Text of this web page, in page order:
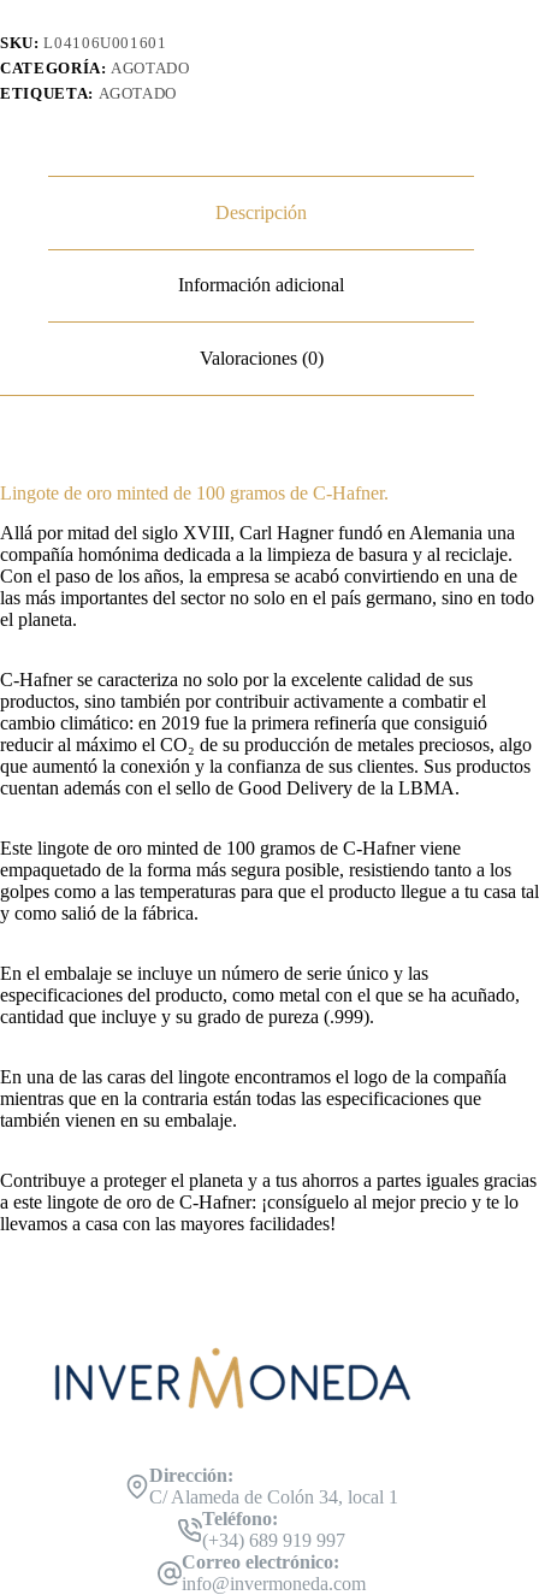
SKU:L04106U001601
CATEGORÍA:AGOTADO
ETIQUETA: AGOTADO
Descripción
Información adicional
Valoraciones (0)
Lingote de oro minted de 100 gramos de C-Hafner.
Allá por mitad del siglo XVIII, Carl Hagner fundó en Alemania una
compañía homónima dedicada a la limpieza de basura y al reciclaje.
Con el paso de los años, la empresa se acabó convirtiendo en una de
las más importantes del sector no solo en el país germano, sino en todo
el planeta.
C-Hafner se caracteriza no solo por la excelente calidad de sus
productos, sino también por contribuir activamente a combatir el
cambio climático: en 2019 fue la primera refinería que consiguió
reducir al máximo el CO₂ de su producción de metales preciosos, algo
que aumentó la conexión y la confianza de sus clientes. Sus productos
cuentan además con el sello de Good Delivery de la LBMA.
Este lingote de oro minted de 100 gramos de C-Hafner viene
empaquetado de la forma más segura posible, resistiendo tanto a los
golpes como a las temperaturas para que el producto llegue a tu casa tal
y como salió de la fábrica.
En el embalaje se incluye un número de serie único y las
especificaciones del producto, como metal con el que se ha acuñado,
cantidad que incluye y su grado de pureza (.999).
En una de las caras del lingote encontramos el logo de la compañía
mientras que en la contraria están todas las especificaciones que
también vienen en su embalaje.
Contribuye a proteger el planeta y a tus ahorros a partes iguales gracias
a este lingote de oro de C-Hafner: ¡consíguelo al mejor precio y te lo
llevamos a casa con las mayores facilidades!
Dirección:
C/ Alameda de Colón 34, local 1
Teléfono:
(+34) 689 919 997
Correo electrónico:
info@invermoneda.com